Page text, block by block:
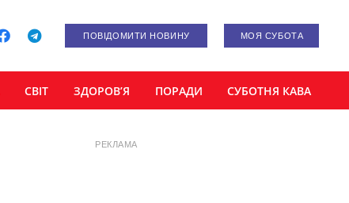
ПОВІДОМИТИ НОВИНУ МОЯ СУБОТА
СВІТ ЗДОРОВ’Я ПОРАДИ СУБОТНЯ КАВА
РЕКЛАМА